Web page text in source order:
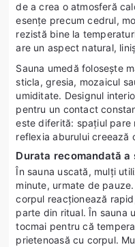
de a crea o atmosferă
esențe precum cedrul,
rezistă bine la
are un aspect natural,
Sauna umedă folosește
sticla, gresia, mozaicul
umiditate. Designul
pentru un contact
este diferită: spațiul pare
reflexia aburului creează
Durata recomandată a
În sauna uscată, mulți
minute, urmate de
corpul reacționează
parte din ritual. În sauna
tocmai pentru că
prietenoasă cu corpul.